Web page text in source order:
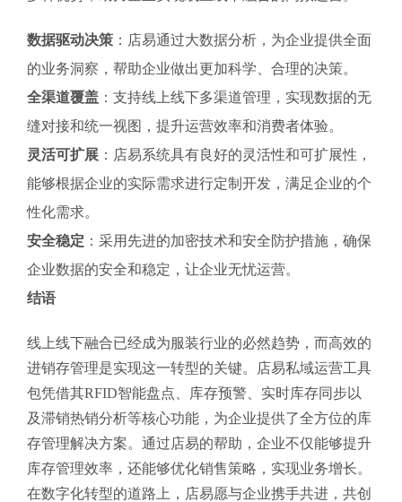
数据驱动决策 ：店易通过大数据分析，为企业提供全面
的业务洞察，帮助企业做出更加科学、合理的决策。
全渠道覆盖 ：支持线上线下多渠道管理，实现数据的无
缝对接和统一视图，提升运营效率和消费者体验。
灵活可扩展 ：店易系统具有良好的灵活性和可扩展性，
能够根据企业的实际需求进行定制开发，满足企业的个
性化需求。
安全稳定 ：采用先进的加密技术和安全防护措施，确保
企业数据的安全和稳定，让企业无忧运营。
结语
线上线下融合已经成为服装行业的必然趋势，而高效的
进销存管理是实现这一转型的关键。店易私域运营工具
包凭借其RFID智能盘点、库存预警、实时库存同步以
及滞销热销分析等核心功能，为企业提供了全方位的库
存管理解决方案。通过店易的帮助，企业不仅能够提升
库存管理效率，还能够优化销售策略，实现业务增长。
在数字化转型的道路上，店易愿与企业携手共进，共创